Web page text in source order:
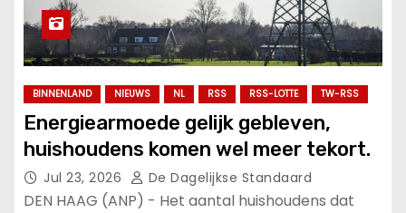
BINNENLAND NIEUWS NL RSS RSS-LOTTE TW-RSS
Energiearmoede gelijk gebleven,
huishoudens komen wel meer tekort.
Jul 23, 2026 De Dagelijkse Standaard
DEN HAAG (ANP) - Het aantal huishoudens dat